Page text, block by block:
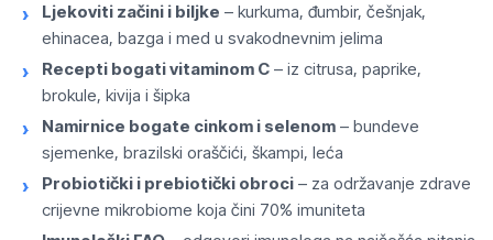
Ljekoviti začini i biljke – kurkuma, đumbir, češnjak,
ehinacea, bazga i med u svakodnevnim jelima
Recepti bogati vitaminom C – iz citrusa, paprike,
brokule, kivija i šipka
Namirnice bogate cinkom i selenom – bundeve
sjemenke, brazilski oraščići, škampi, leća
Probiotički i prebiotički obroci – za održavanje zdrave
crijevne mikrobiome koja čini 70% imuniteta